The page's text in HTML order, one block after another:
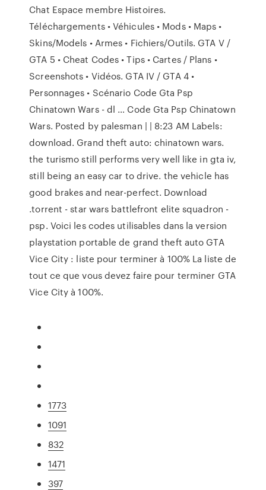
Chat Espace membre Histoires.
Téléchargements • Véhicules • Mods • Maps •
Skins/Models • Armes • Fichiers/Outils. GTA V /
GTA 5 • Cheat Codes • Tips • Cartes / Plans •
Screenshots • Vidéos. GTA IV / GTA 4 •
Personnages • Scénario Code Gta Psp
Chinatown Wars - dl … Code Gta Psp Chinatown
Wars. Posted by palesman | | 8:23 AM Labels:
download. Grand theft auto: chinatown wars.
the turismo still performs very well like in gta iv,
still being an easy car to drive. the vehicle has
good brakes and near-perfect. Download
.torrent - star wars battlefront elite squadron -
psp. Voici les codes utilisables dans la version
playstation portable de grand theft auto GTA
Vice City : liste pour terminer à 100% La liste de
tout ce que vous devez faire pour terminer GTA
Vice City à 100%.
1773
1091
832
1471
397